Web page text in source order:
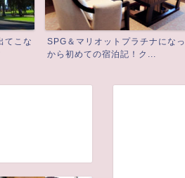
なって
マレーシア航空ゴールデンラウン
ジ ビジネス＆ファーストラ...